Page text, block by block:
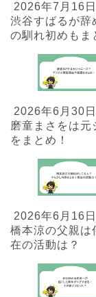
2026年7月16日
渋谷すばるが辞
の馴れ初めもま
2026年6月30日
磨童まさをは
をまとめ！
2026年6月16日
橋本涼の父親は
在の活動は？